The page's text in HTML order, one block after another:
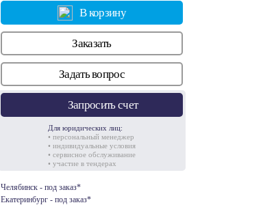
В корзину
Заказать
Задать вопрос
Запросить счет
Для юридических лиц:
• персональный менеджер
• индивидуальные условия
• сервисное обслуживание
• участие в тендерах
Челябинск - под заказ*
Екатеринбург - под заказ*